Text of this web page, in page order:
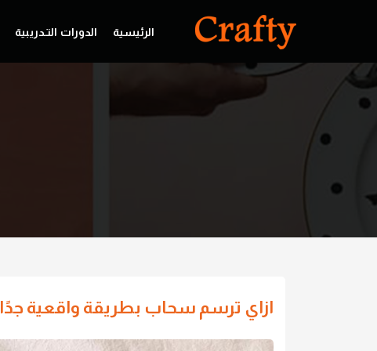
الرئيسية الدورات التـدريبية
ازاي ترسم سحاب بطريقة واقعية جدًا